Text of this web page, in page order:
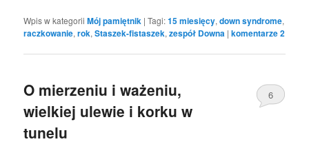
Wpis w kategoriiMój pamiętnik |Tagi:15 miesięcy,down syndrome,
raczkowanie,rok,Staszek-fistaszek,zespół Downa |komentarze2
O mierzeniu i ważeniu,
wielkiej ulewie i korku w
tunelu
6